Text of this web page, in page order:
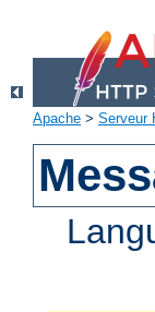
Apache > Serveur